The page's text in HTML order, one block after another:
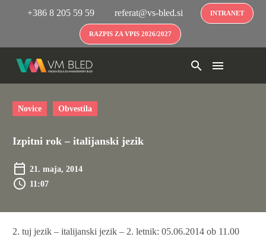
+386 8 205 59 59 referat@vs-bled.si INTRANET
RAZPIS ZA VPIS 2026/2027
Novice Obvestila
Izpitni rok – italijanski jezik
21. maja, 2014
11:07
2. tuj jezik – italijanski jezik – 2. letnik: 05.06.2014 ob 11.00